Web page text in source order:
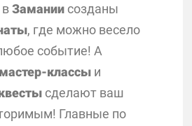
Заманиисозданы
, где можно весело
событие! А
мастер-классыи
сделают ваш
Главные по